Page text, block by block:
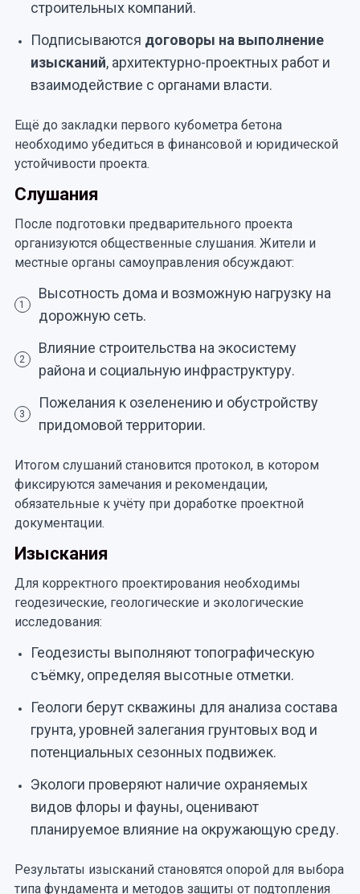
строительных компаний.
Подписываются договоры на выполнение
изысканий, архитектурно-проектных работ и
взаимодействие с органами власти.
Ещё до закладки первого кубометра бетона
необходимо убедиться в финансовой и юридической
устойчивости проекта.
Слушания
После подготовки предварительного проекта
организуются общественные слушания. Жители и
местные органы самоуправления обсуждают:
1
Высотность дома и возможную нагрузку на
дорожную сеть.
2
Влияние строительства на экосистему
района и социальную инфраструктуру.
3
Пожелания к озеленению и обустройству
придомовой территории.
Итогом слушаний становится протокол, в котором
фиксируются замечания и рекомендации,
обязательные к учёту при доработке проектной
документации.
Изыскания
Для корректного проектирования необходимы
геодезические, геологические и экологические
исследования:
Геодезисты выполняют топографическую
съёмку, определяя высотные отметки.
Геологи берут скважины для анализа состава
грунта, уровней залегания грунтовых вод и
потенциальных сезонных подвижек.
Экологи проверяют наличие охраняемых
видов флоры и фауны, оценивают
планируемое влияние на окружающую среду.
Результаты изысканий становятся опорой для выбора
типа фундамента и методов защиты от подтопления